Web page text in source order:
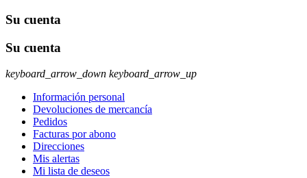
Su cuenta
Su cuenta
keyboard_arrow_down keyboard_arrow_up
Información personal
Devoluciones de mercancía
Pedidos
Facturas por abono
Direcciones
Mis alertas
Mi lista de deseos